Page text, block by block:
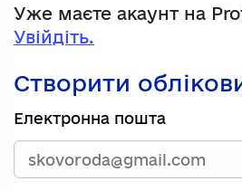
Уже маєте акаунт на
Увійдіть.
Створити
Електронна пошта